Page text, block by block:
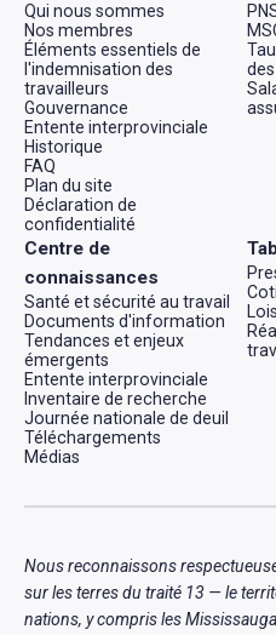
Qui nous sommes
Nos membres
Éléments essentiels de
l'indemnisation des
travailleurs
Gouvernance
Entente interprovinciale
Historique
FAQ
Plan du site
Déclaration de
confidentialité
Centre de
connaissances
Santé et sécurité au travail
Documents d'information
Tendances et enjeux
émergents
Entente interprovinciale
Inventaire de recherche
Journée nationale de deuil
Téléchargements
Médias
Nous reconnaissons
sur les terres du traité 13 — le
nations, y compris les